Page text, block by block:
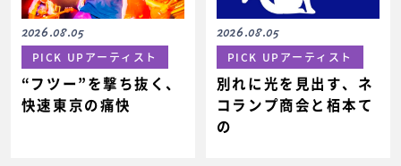
2026.08.05
PICK UPアーティスト
“フツー”を撃ち抜く、
快速東京の痛快
2026.08.05
PICK UPアーティスト
別れに光を見出す、ネ
コランプ商会と栢本て
の